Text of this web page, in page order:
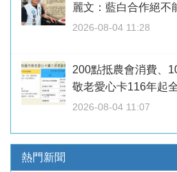
麗文：藍白合作絕不
2026-08-04 11:28
200點抵農會消費、
敬老愛心卡116年起
2026-08-04 11:07
熱門新聞